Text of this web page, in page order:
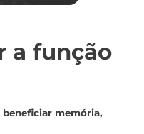
a função
memória,